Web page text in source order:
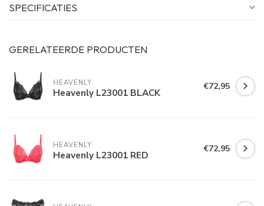
SPECIFICATIES
GERELATEERDE PRODUCTEN
HEAVENLY
Heavenly L23001 BLACK €72,95
HEAVENLY
Heavenly L23001 RED €72,95